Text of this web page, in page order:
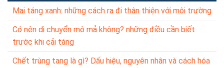
Mai táng xanh: những cách ra đi thân thiện với môi trường
Có nên di chuyển mộ mả không? những điều cần biết
trước khi cải táng
Chết trùng tang là gì? Dấu hiệu, nguyên nhân và cách hóa